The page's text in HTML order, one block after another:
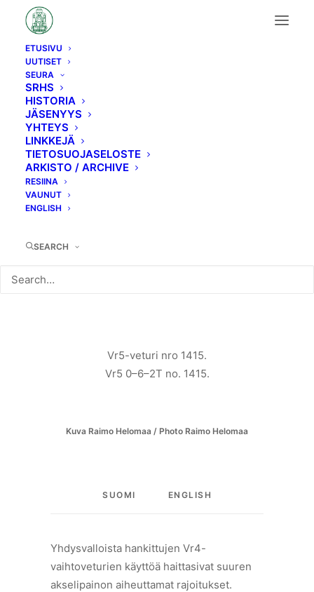
ETUSIVU
UUTISET
SEURA
SRHS
HISTORIA
JÄSENYYS
YHTEYS
LINKKEJÄ
TIETOSUOJASELOSTE
ARKISTO / ARCHIVE
RESIINA
VAUNUT
ENGLISH
SEARCH
Vr5-veturi nro 1415.
Vr5 0–6–2T no. 1415.
Kuva Raimo Helomaa / Photo Raimo Helomaa
SUOMI ENGLISH
Yhdysvalloista hankittujen Vr4-
vaihtoveturien käyttöä haittasivat suuren
akselipainon aiheuttamat rajoitukset.